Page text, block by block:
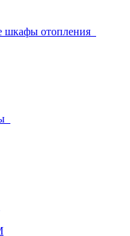
шкафы отопления